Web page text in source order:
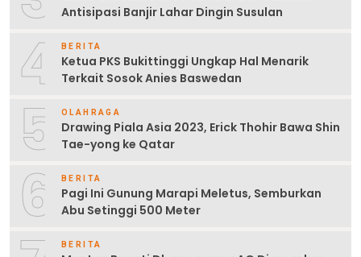
Antisipasi Banjir Lahar Dingin Susulan
4 BERITA
Ketua PKS Bukittinggi Ungkap Hal Menarik
Terkait Sosok Anies Baswedan
5 OLAHRAGA
Drawing Piala Asia 2023, Erick Thohir Bawa Shin
Tae-yong ke Qatar
6 BERITA
Pagi Ini Gunung Marapi Meletus, Semburkan
Abu Setinggi 500 Meter
BERITA